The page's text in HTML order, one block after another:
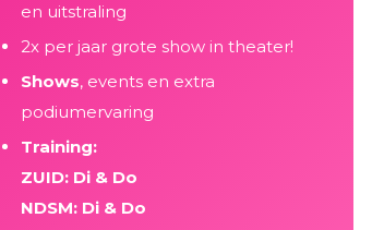
en uitstraling
2x per jaar grote show in theater!
Shows, events en extra
podiumervaring
Training:
ZUID: Di & Do
NDSM: Di & Do